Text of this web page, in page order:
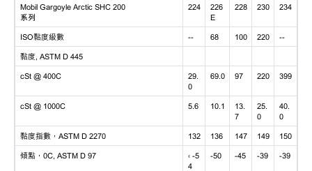
Mobil Gargoyle Arctic SHC 200
系列
224
226
E
228 230 234
ISO黏度級數 -- 68 100 220
--
黏度, ASTM D 445
cSt @ 400C
29.
0
69.0 97 220 399
cSt @ 1000C 5.6 10.1
13.
7
25.
0
40.
0
黏度指數，ASTM D 2270
132 136 147 149
150
傾點，0C, ASTM D 97
‹ -5
4
-50 -45 -39 -39